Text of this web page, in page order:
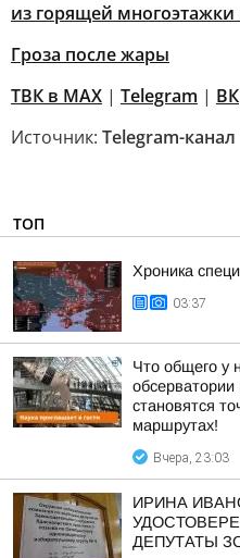
из горящей многоэтажки
Гроза после жары
ТВК в MAX | Telegram | ВК
Источник: Telegram-
ТОП
Хроника
03:37
Что общего у
обсерватории
становятся
маршрутах!
Вчера, 23:03
ИРИНА
ДЕПУТАТЫ